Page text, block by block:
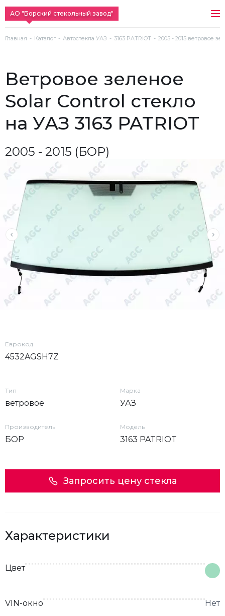
АО "Борский стекольный завод"
Главная Каталог Автостекла УАЗ 3163 PATRIOT 2005 - 2015 ветровое
ветровое зеленое
Solar Control стекло
на УАЗ 3163 PATRIOT
2005 - 2015 (БОР)
Еврокод
4532AGSH7Z
Тип
ветровое
Марка
УАЗ
Производитель
БОР
Модель
3163 PATRIOT
Запросить цену стекла
Характеристики
Цвет
VIN-окно Нет